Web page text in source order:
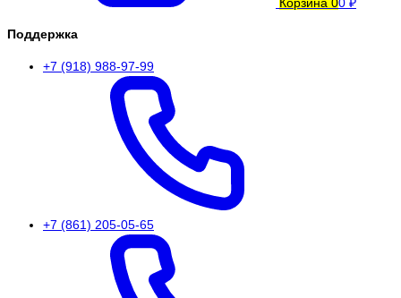
Поддержка
+7 (918) 988-97-99
+7 (861) 205-05-65